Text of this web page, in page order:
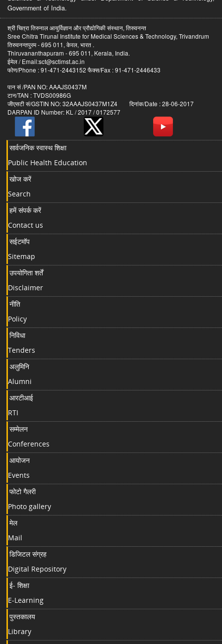
Government of India.
श्री चित्रा तिरुनाल आयुर्विज्ञान और प्रौद्योगिकी संस्थान, तिरुवनन्त
Sree Chitra Tirunal Institute for Medical Sciences & Technology, Trivandrum
तिरुवनन्तपुरम - 695 011, केरल, भारत .
Thiruvananthapuram - 695 011, Kerala, India.
ईमेल / Email:sct@sctimst.ac.in
फोण/Phone : 91-471-2443152 फैक्स/Fax : 91-471-2446433
पान सं /PAN NO: AAAJS0437M
टान/TAN : TVDS00986G
जीएसटी सं/GSTIN NO: 32AAAJS0437M1Z4 दिनांक/Date : 28-06-2017
DARPAN ID Number: KL / 2017 / 0172577
सार्वजनिक स्वास्थ शिक्षा
Public Health Education
खोज करें
Search
हमें संपर्क करें
Contact us
सईटमॉप
Sitemap
उपयोगिता शर्तें
Disclaimer
नीति
Policy
निविधा
Tenders
अलुमिनि
Alumni
आरटीआई
RTI
सम्मेलन
Conferences
आयोजन
Events
फोटो गैलरी
Photo gallery
मेल
Mail
डिजिटल संग्रह
Digital Repository
ई- शिक्षा
E-Learning
पुस्तकालय
Library